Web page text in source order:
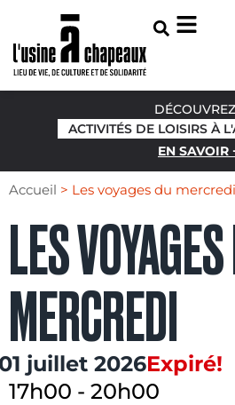
ACTIVITÉS DE LOISIRS À
EN SAVOIR
Accueil > Les voyages du mercredi
LES
MERCREDI
juillet 2026Expiré!
17h00 - 20h00